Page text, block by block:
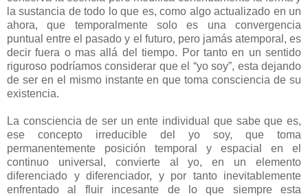
la sustancia de todo lo que es, como algo actualizado en un
ahora, que temporalmente solo es una convergencia
puntual entre el pasado y el futuro, pero jamás atemporal, es
decir fuera o mas allá del tiempo. Por tanto en un sentido
riguroso podríamos considerar que el “yo soy”, esta dejando
de ser en el mismo instante en que toma consciencia de su
existencia.
La consciencia de ser un ente individual que sabe que es,
ese concepto irreducible del yo soy, que toma
permanentemente posición temporal y espacial en el
continuo universal, convierte al yo, en un elemento
diferenciado y diferenciador, y por tanto inevitablemente
enfrentado al fluir incesante de lo que siempre esta